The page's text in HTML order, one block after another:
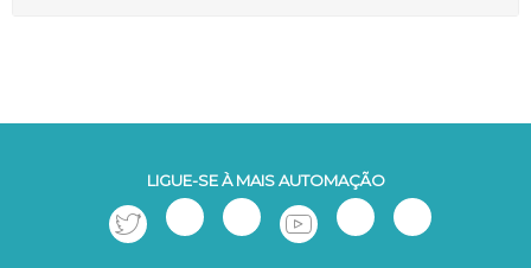
LIGUE-SE À MAIS AUTOMAÇÃO